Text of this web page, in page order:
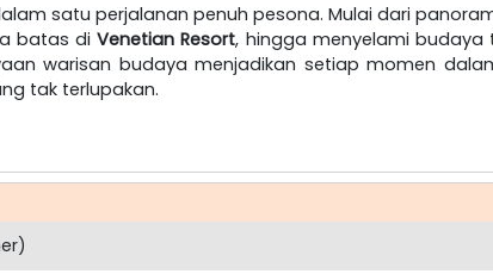
satu perjalanan penuh pesona. Mulai dari
batas diVenetian Resort, hingga menyelami budaya
warisan budaya menjadikan setiap momen
tak terlupakan.